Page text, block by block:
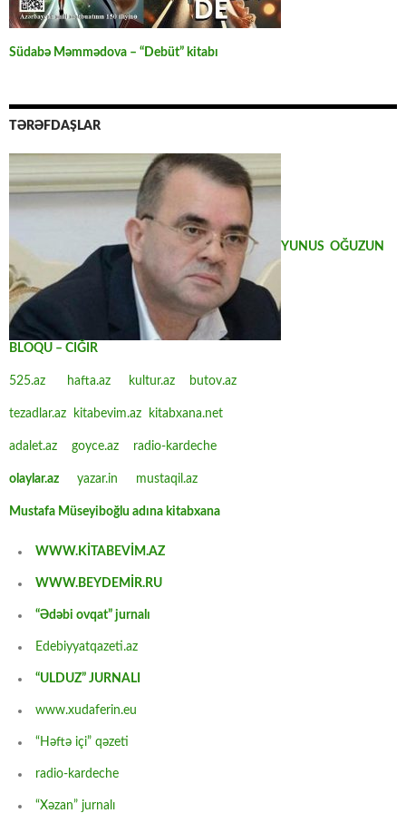
Südabə Məmmədova – “Debüt” kitabı
TƏRƏFDAŞLAR
YUNUS OĞUZUN
BLOQU – CIĞIR
525.az hafta.az kultur.az butov.az
tezadlar.az kitabevim.az kitabxana.net
adalet.az goyce.az radio-kardeche
olaylar.az yazar.in mustaqil.az
Mustafa Müseyiboğlu adına kitabxana
WWW.KİTABEVİM.AZ
WWW.BEYDEMİR.RU
“Ədəbi ovqat” jurnalı
Edebiyyatqazeti.az
“ULDUZ” JURNALI
www.xudaferin.eu
“Həftə içi” qəzeti
radio-kardeche
“Xəzan” jurnalı